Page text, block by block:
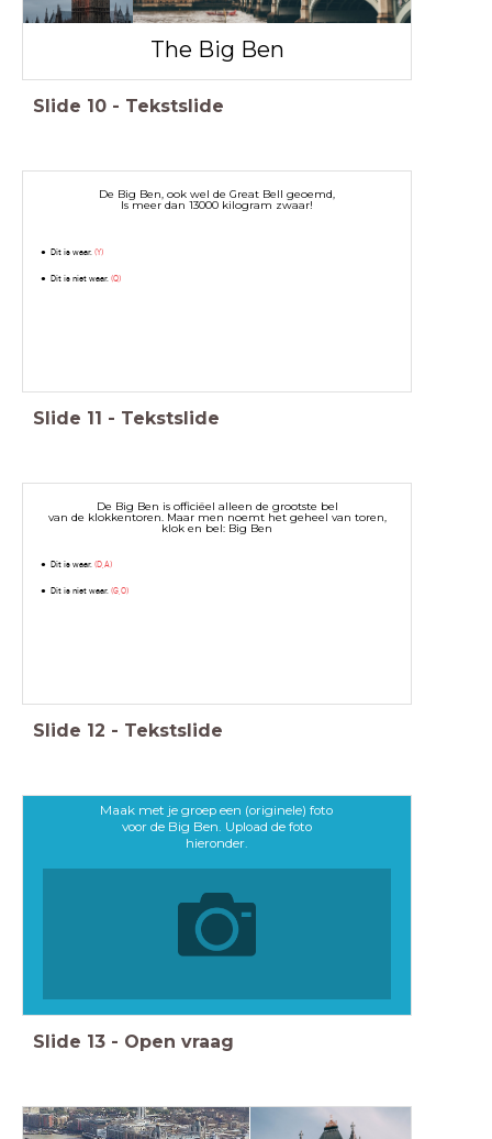
The Big Ben
Slide 10 - Tekstslide
De Big Ben, ook wel de Great Bell geoemd,
Is meer dan 13000 kilogram zwaar!
Dit is waar.(Y)
Dit is niet waar.(Q)
Slide 11 - Tekstslide
De Big Ben is officiëel alleen de grootste bel
van de klokkentoren. Maar men noemt het geheel van toren,
klok en bel: Big Ben
Dit is waar.(D,A)
Dit is niet waar.(G,O)
Slide 12 - Tekstslide
Maak met je groep een (originele) foto
voor de Big Ben. Upload de foto
hieronder.
Slide 13 - Open vraag